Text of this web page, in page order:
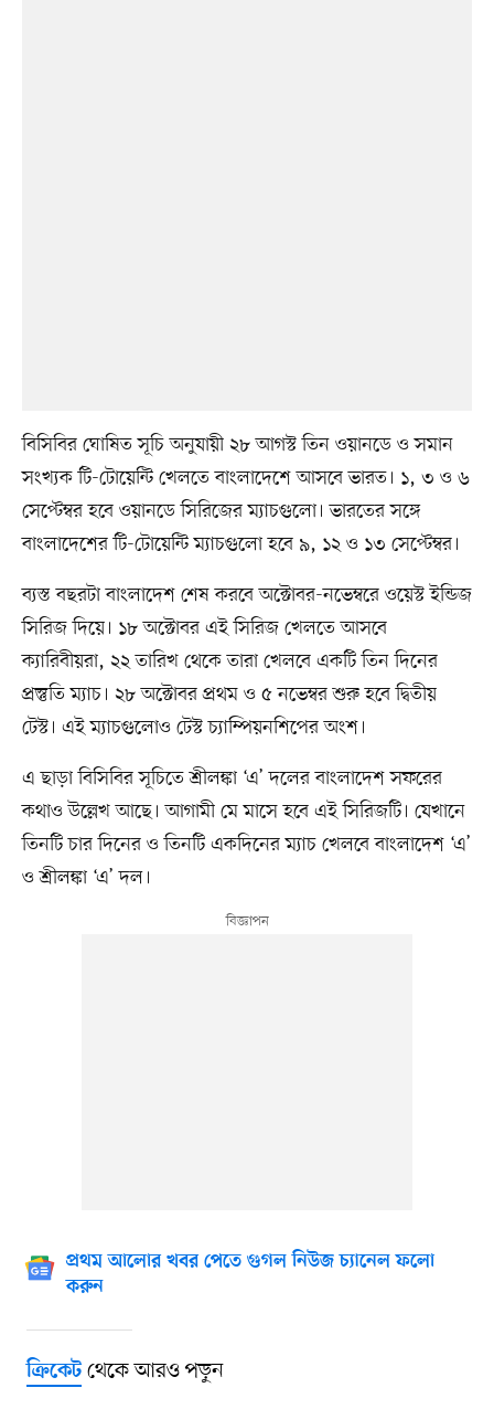
বিসিবির ঘোষিত সূচি অনুযায়ী ২৮ আগস্ট তিন ওয়ানডে ও সমান
সংখ্যক টি-টোয়েন্টি খেলতে বাংলাদেশে আসবে ভারত। ১, ৩ ও ৬
সেপ্টেম্বর হবে ওয়ানডে সিরিজের ম্যাচগুলো। ভারতের সঙ্গে
বাংলাদেশের টি-টোয়েন্টি ম্যাচগুলো হবে ৯, ১২ ও ১৩ সেপ্টেম্বর।
ব্যস্ত বছরটা বাংলাদেশ শেষ করবে অক্টোবর-নভেম্বরে ওয়েস্ট ইন্ডিজ
সিরিজ দিয়ে। ১৮ অক্টোবর এই সিরিজ খেলতে আসবে
ক্যারিবীয়রা, ২২ তারিখ থেকে তারা খেলবে একটি তিন দিনের
প্রস্তুতি ম্যাচ। ২৮ অক্টোবর প্রথম ও ৫ নভেম্বর শুরু হবে দ্বিতীয়
টেস্ট। এই ম্যাচগুলোও টেস্ট চ্যাম্পিয়নশিপের অংশ।
এ ছাড়া বিসিবির সূচিতে শ্রীলঙ্কা ‘এ’ দলের বাংলাদেশ সফরের
কথাও উল্লেখ আছে। আগামী মে মাসে হবে এই সিরিজটি। যেখানে
তিনটি চার দিনের ও তিনটি একদিনের ম্যাচ খেলবে বাংলাদেশ ‘এ’
ও শ্রীলঙ্কা ‘এ’ দল।
প্রথম আলোর খবর পেতে গুগল নিউজ চ্যানেল ফলো
করুন
ক্রিকেটথেকে আরও পড়ুন